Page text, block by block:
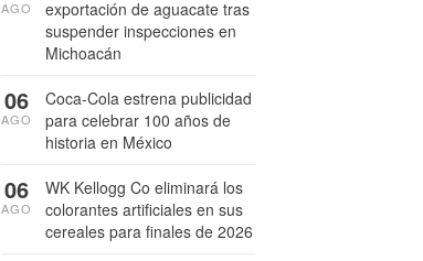
exportación de aguacate tras
suspender inspecciones en
Michoacán
AGO
Coca-Cola estrena publicidad
para celebrar 100 años de
historia en México
06
AGO
WK Kellogg Co eliminará los
colorantes artificiales en sus
cereales para finales de 2026
06
AGO